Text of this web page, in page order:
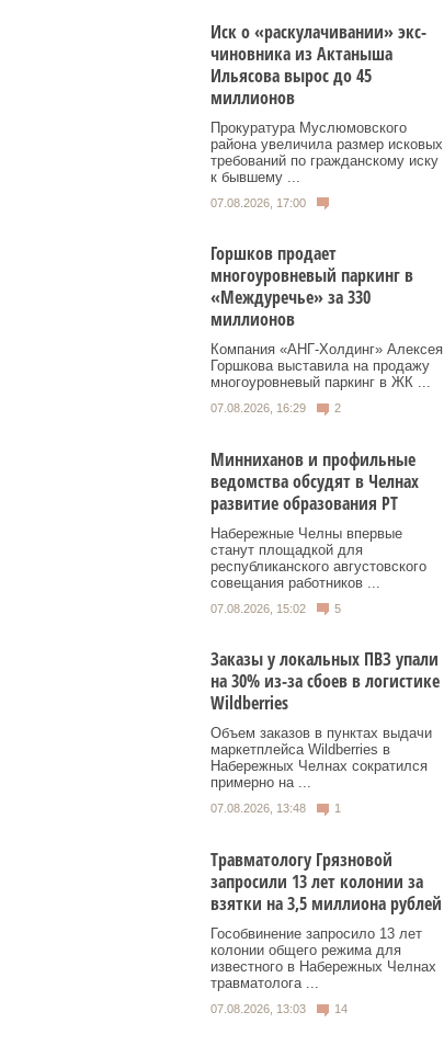
Иск о «раскулачивании» экс-
чиновника из Актаныша
Ильясова вырос до 45
миллионов
Прокуратура Муслюмовского
района увеличила размер исковых
требований по гражданскому иску
к бывшему ...
07.08.2026, 17:00
Горшков продает
многоуровневый паркинг в
«Междуречье» за 330
миллионов
Компания «АНГ-Холдинг» Алексея
Горшкова выставила на продажу
многоуровневый паркинг в ЖК ...
07.08.2026, 16:29 2
Минниханов и профильные
ведомства обсудят в Челнах
развитие образования РТ
Набережные Челны впервые
станут площадкой для
республиканского августовского
совещания работников ...
07.08.2026, 15:02 5
Заказы у локальных ПВЗ упали
на 30% из-за сбоев в логистике
Wildberries
Объем заказов в пунктах выдачи
маркетплейса Wildberries в
Набережных Челнах сократился
примерно на ...
07.08.2026, 13:48 1
Травматологу Грязновой
запросили 13 лет колонии за
взятки на 3,5 миллиона рублей
Гособвинение запросило 13 лет
колонии общего режима для
известного в Набережных Челнах
травматолога ...
07.08.2026, 13:03 14